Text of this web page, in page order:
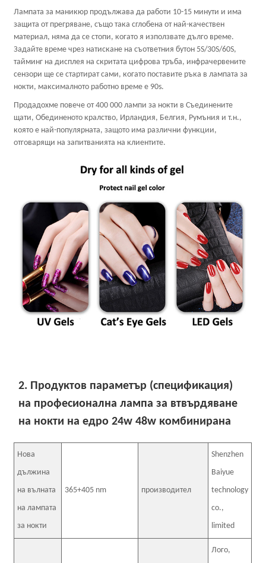
Лампата за маникюр продължава да работи 10-15 минути и има
защита от прегряване, също така сглобена от най-качествен
материал, няма да се стопи, когато я използвате дълго време.
Задайте време чрез натискане на съответния бутон 5S/30S/60S,
тайминг на дисплея на скритата цифрова тръба, инфрачервените
сензори ще се стартират сами, когато поставите ръка в лампата за
нокти, максималното работно време е 90s.
Продадохме повече от 400 000 лампи за нокти в Съединените
щати, Обединеното кралство, Ирландия, Белгия, Румъния и т.н.,
която е най-популярната, защото има различни функции,
отговарящи на запитванията на клиентите.
2. Продуктов параметър (спецификация)
на професионална лампа за втвърдяване
на нокти на едро 24w 48w комбинирана
Нова
дължина
на вълната
на лампата
за нокти
365+405 nm производител
Shenzhen
Baiyue
technology
co.,
limited
Лого,